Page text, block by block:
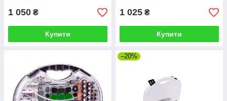
1 050 ₴
Купити
1 025 ₴
Купити
–20%